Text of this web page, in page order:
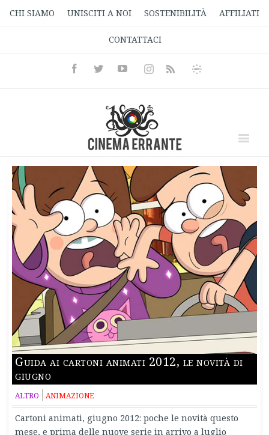
CHI SIAMO UNISCITI A NOI SOSTENIBILITÀ AFFILIATI
CONTATTACI
FacebookTwitterYoutubeInstagramRss
Informativa
Guida ai cartoni animati 2012, le novità di
giugno
ALTRO ANIMAZIONE
Cartoni animati, giugno 2012: poche le novità questo
mese, e prima delle nuove serie in arrivo a luglio